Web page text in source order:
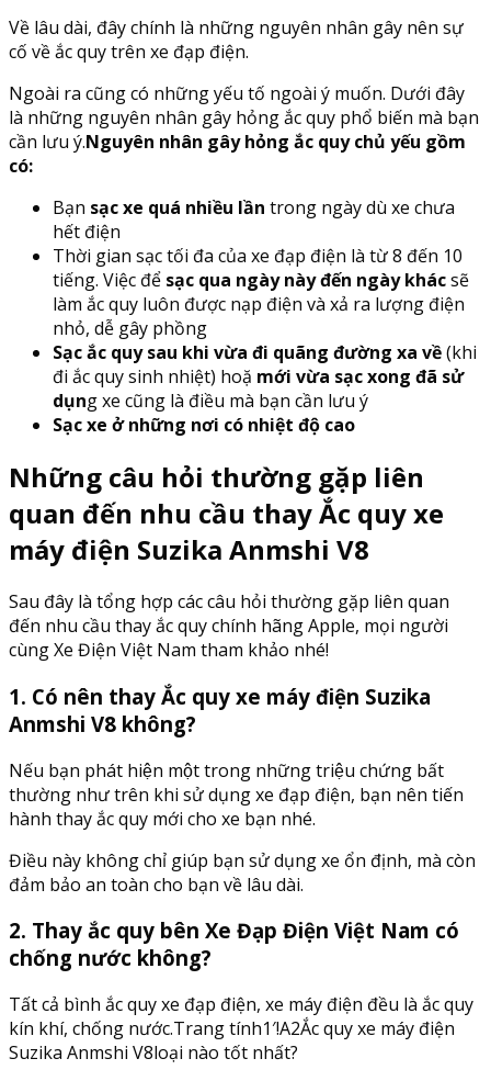
Về lâu dài, đây chính là những nguyên nhân gây nên sự
cố về ắc quy trên xe đạp điện.
Ngoài ra cũng có những yếu tố ngoài ý muốn. Dưới đây
là những nguyên nhân gây hỏng ắc quy phổ biến mà bạn
cần lưu ý.Nguyên nhân gây hỏng ắc quy chủ yếu gồm
có:
Bạn sạc xe quá nhiều lần trong ngày dù xe chưa
hết điện
Thời gian sạc tối đa của xe đạp điện là từ 8 đến 10
tiếng. Việc để sạc qua ngày này đến ngày khácsẽ
làm ắc quy luôn được nạp điện và xả ra lượng điện
nhỏ, dễ gây phồng
Sạc ắc quy sau khi vừa đi quãng đường xa về(khi
đi ắc quy sinh nhiệt) hoặ mới vừa sạc xong đã sử
dụng xe cũng là điều mà bạn cần lưu ý
Sạc xe ở những nơi có nhiệt độ cao
Những câu hỏi thường gặp liên
quan đến nhu cầu thay Ắc quy xe
máy điện Suzika Anmshi V8
Sau đây là tổng hợp các câu hỏi thường gặp liên quan
đến nhu cầu thay ắc quy chính hãng Apple, mọi người
cùng Xe Điện Việt Nam tham khảo nhé!
1. Có nên thay Ắc quy xe máy điện Suzika
Anmshi V8 không?
Nếu bạn phát hiện một trong những triệu chứng bất
thường như trên khi sử dụng xe đạp điện, bạn nên tiến
hành thay ắc quy mới cho xe bạn nhé.
Điều này không chỉ giúp bạn sử dụng xe ổn định, mà còn
đảm bảo an toàn cho bạn về lâu dài.
2. Thay ắc quy bên Xe Đạp Điện Việt Nam có
chống nước không?
Tất cả bình ắc quy xe đạp điện, xe máy điện đều là ắc quy
kín khí, chống nước.Trang tính1′!A2Ắc quy xe máy điện
Suzika Anmshi V8loại nào tốt nhất?